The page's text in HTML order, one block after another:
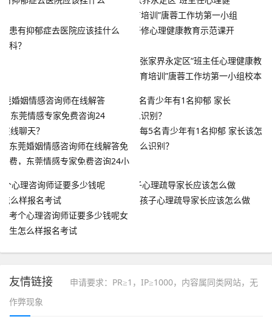
患有抑郁症去医院应该挂什么
科？
张家界永定区“班主任心理健康教
育培训”唐蓉工作坊第一小组校本
东莞婚姻情感咨询师在线解答免
费，东莞情感专家免费咨询24小
每5名青少年有1名抑郁 家长该怎
么识别？
考个心理咨询师证要多少钱呢女
生怎么样报名考试
孩子心理疏导家长应该怎么做
友情链接
申请要求：PR≥1，IP≥1000，内容属同类网站，无
作弊现象